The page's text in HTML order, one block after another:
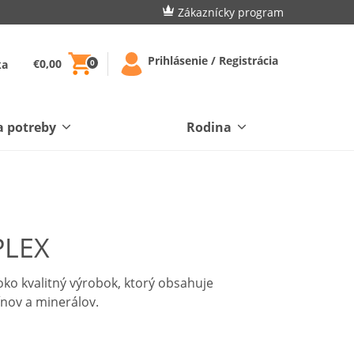
Zákaznícky program
€0,00 0 Prihlásenie / Registrácia
potreby Rodina
kvalitný výrobok, ktorý obsahuje
a minerálov.